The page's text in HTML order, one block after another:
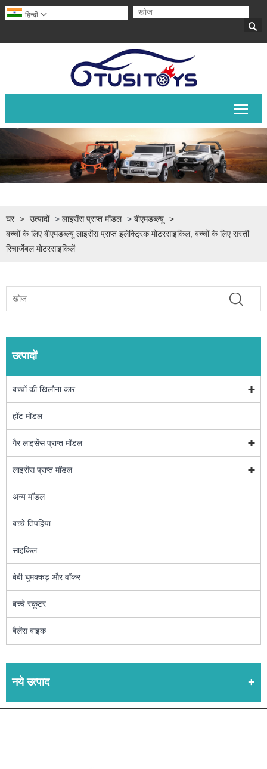

हिन्दी 
घर > उत्पादों > लाइसेंस प्राप्त मॉडल > बीएमडब्ल्यू >
बच्चों के लिए बीएमडब्ल्यू लाइसेंस प्राप्त इलेक्ट्रिक मोटरसाइकिल, बच्चों के लिए सस्ती
रिचार्जेबल मोटरसाइकिलें
उत्पादों
बच्चों की खिलौना कार
हॉट मॉडल
गैर लाइसेंस प्राप्त मॉडल
लाइसेंस प्राप्त मॉडल
अन्य मॉडल
बच्चे तिपहिया
साइकिल
बेबी घुमक्कड़ और वॉकर
बच्चे स्कूटर
बैलेंस बाइक
नये उत्पाद